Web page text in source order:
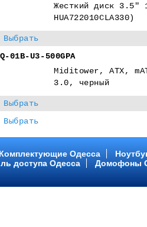
Жесткий диск 3.5"
HUA722010CLA330)
Выбрать
01B-U3-500GPA
Miditower, ATX,
3.0, черный
Выбрать
Выбрать
Комплектующие Одесса
доступа Одесса
Домофоны